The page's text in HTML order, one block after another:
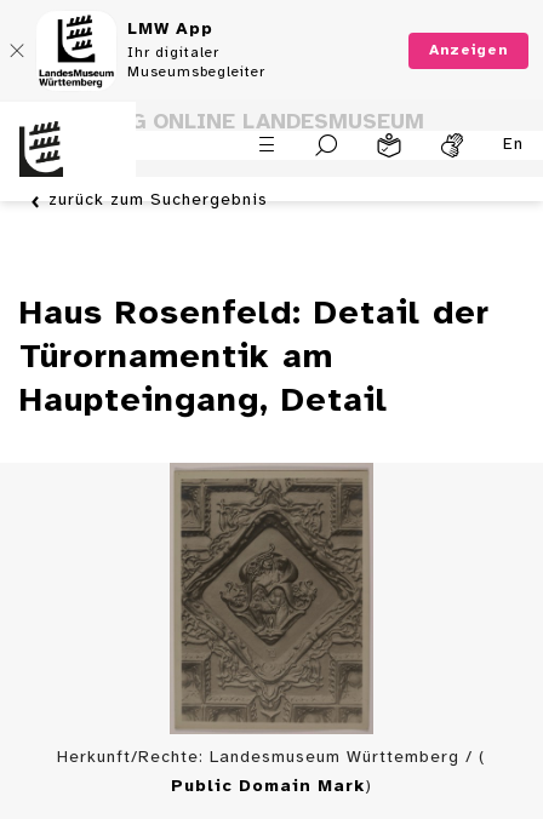
LMW App
Ihr digitaler
Museumsbegleiter
Anzeigen
En
SAMMLUNG ONLINE LANDESMUSEUM
WÜRTTEMBERG
zurück zum Suchergebnis
Haus Rosenfeld: Detail der
Türornamentik am
Haupteingang, Detail
Herkunft/Rechte: Landesmuseum Württemberg / (
Public Domain Mark)